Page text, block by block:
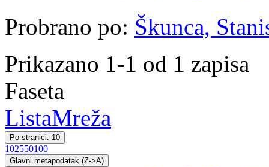
Probrano po: Škunca,
Prikazano 1-1 od 1 zapisa
Faseta
ListaMreža
Po stranici: 10
102550100
Glavni metapodatak (Z->A)